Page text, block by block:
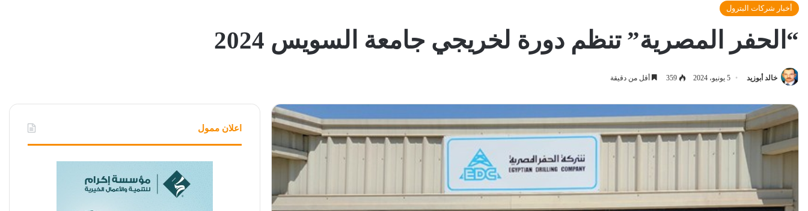
أخبار شركات البترول
“الحفر المصرية” تنظم دورة لخريجي جامعة السويس 2024
خالد أبوزيد 5 يونيو، 2024 359 أقل من دقيقة
اعلان ممول